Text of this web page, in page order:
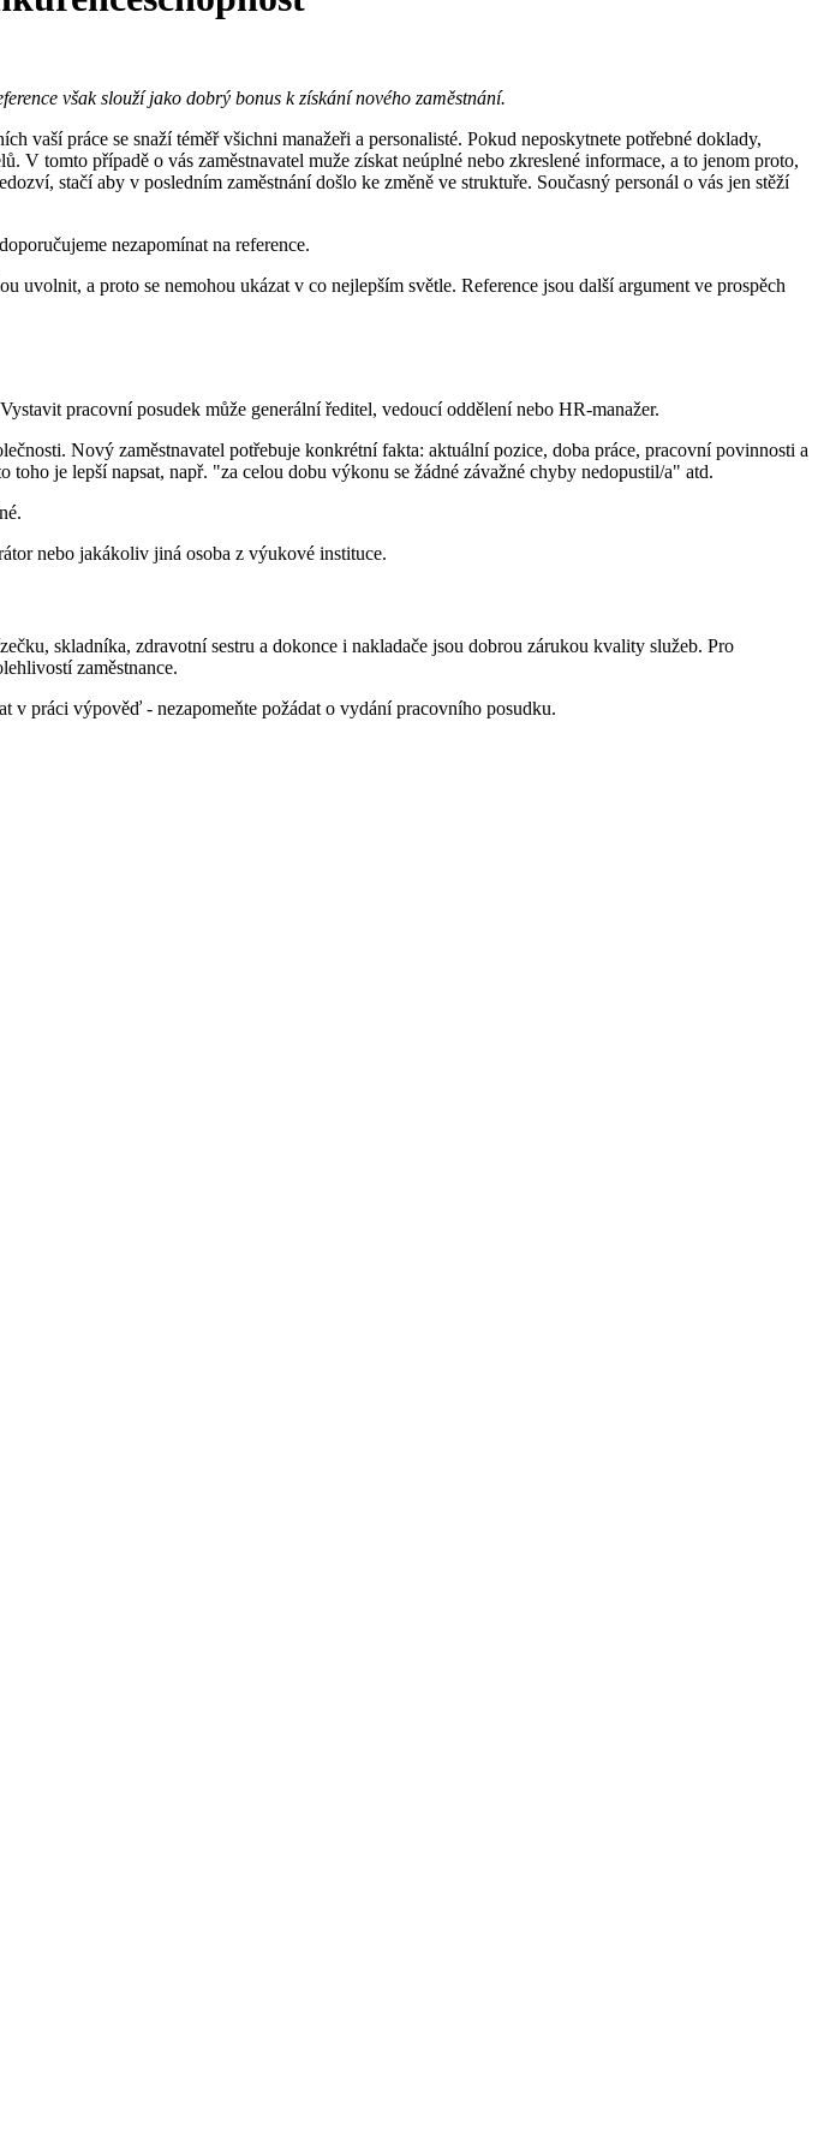
však slouží jako dobrý bonus k získání nového zaměstnání.
vaší práce se snaží téměř všichni manažeři a personalisté. Pokud neposkytnete potřebné doklady,
V tomto případě o vás zaměstnavatel muže získat neúplné nebo zkreslené informace, a to jenom proto,
stačí aby v posledním zaměstnání došlo ke změně ve struktuře. Současný personál o vás jen stěží
nezapomínat na reference.
a proto se nemohou ukázat v co nejlepším světle. Reference jsou další argument ve prospěch
pracovní posudek může generální ředitel, vedoucí oddělení nebo HR-manažer.
Nový zaměstnavatel potřebuje konkrétní fakta: aktuální pozice, doba práce, pracovní povinnosti a
je lepší napsat, např. "za celou dobu výkonu se žádné závažné chyby nedopustil/a" atd.
nebo jakákoliv jiná osoba z výukové instituce.
skladníka, zdravotní sestru a dokonce i nakladače jsou dobrou zárukou kvality služeb. Pro
zaměstnance.
v práci výpověď - nezapomeňte požádat o vydání pracovního posudku.